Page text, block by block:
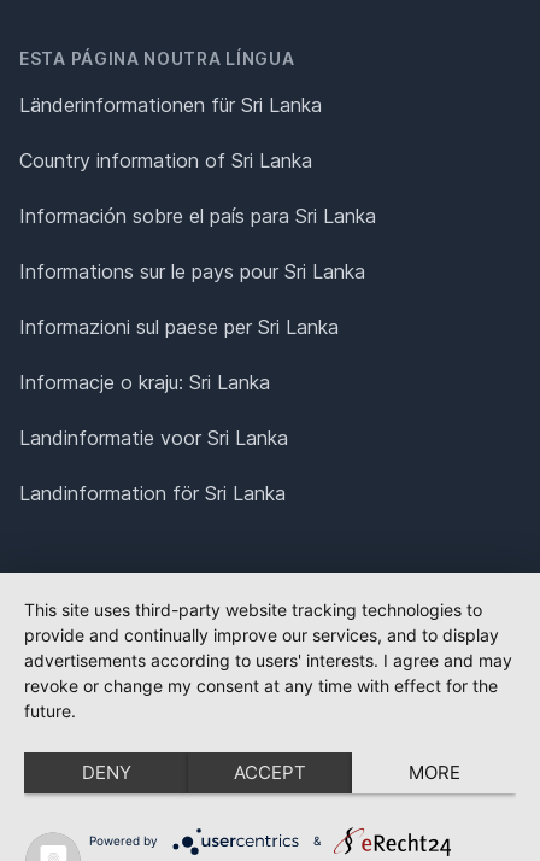
ESTA PÁGINA NOUTRA LÍNGUA
Länderinformationen für Sri Lanka
Country information of Sri Lanka
Información sobre el país para Sri Lanka
Informations sur le pays pour Sri Lanka
Informazioni sul paese per Sri Lanka
Informacje o kraju: Sri Lanka
Landinformatie voor Sri Lanka
Landinformation för Sri Lanka
This site uses third-party website tracking technologies to
provide and continually improve our services, and to display
advertisements according to users' interests. I agree and may
revoke or change my consent at any time with effect for the
future.
DENY ACCEPT MORE
Powered by &